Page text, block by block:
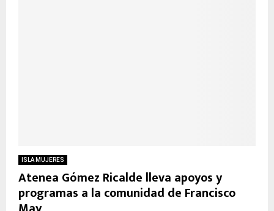
ISLA MUJERES
Atenea Gómez Ricalde lleva apoyos y
programas a la comunidad de Francisco